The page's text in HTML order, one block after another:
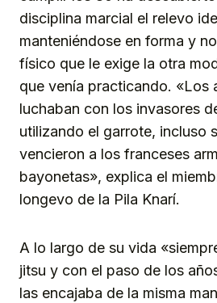
disciplina marcial el relevo
manteniéndose en forma y
físico que le exige la otra
que venía practicando. «Los
luchaban con los invasores
utilizando el garrote, incluso
vencieron a los franceses
bayonetas», explica el
longevo de la Pila Knarí.
A lo largo de su vida
jitsu y con el paso de los
las encajaba de la misma